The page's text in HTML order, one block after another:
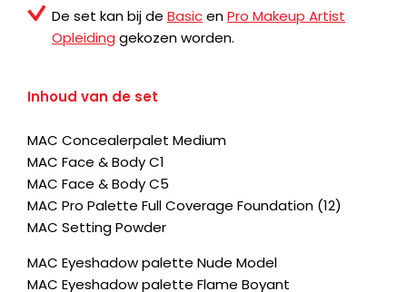
De set kan bij de BasicenPro Makeup Artist
Opleiding gekozen worden.
Inhoud van de set
MAC Concealerpalet Medium
MAC Face & Body C1
MAC Face & Body C5
MAC Pro Palette Full Coverage Foundation (12)
MAC Setting Powder
MAC Eyeshadow palette Nude Model
MAC Eyeshadow palette Flame Boyant